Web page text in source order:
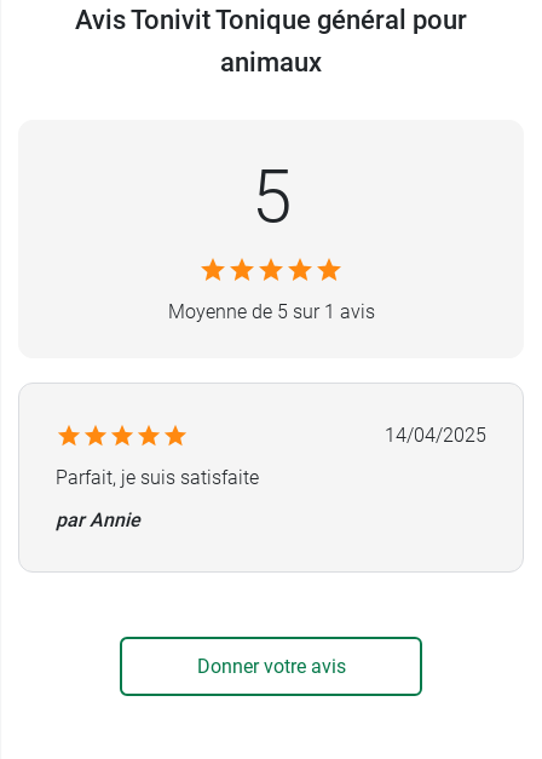
Pour nettoyer les yeux de votre animal de
compagnie, pensez aunettoyant oculaire Ocryl
Avis Tonivit Tonique général pour
animaux
5
Moyenne de 5 sur 1 avis
14/04/2025
Parfait, je suis satisfaite
par Annie
Donner votre avis